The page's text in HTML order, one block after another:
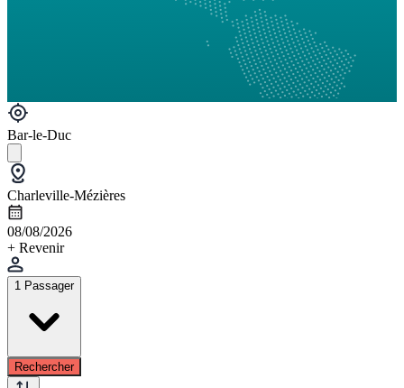
Bar-le-Duc
Charleville-Mézières
08/08/2026
+ Revenir
1 Passager
Rechercher